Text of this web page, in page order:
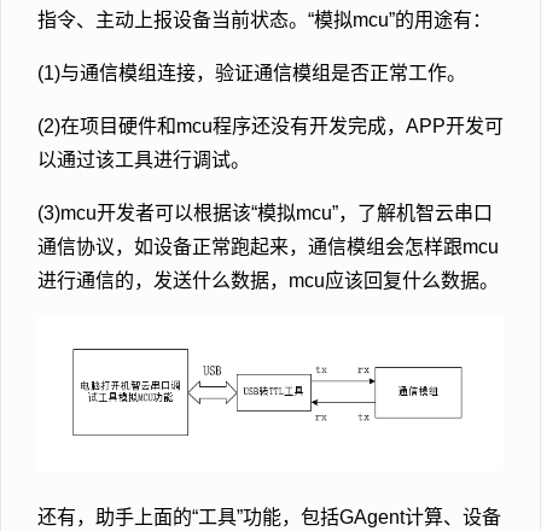
指令、主动上报设备当前状态。“模拟mcu”的用途有：
(1)与通信模组连接，验证通信模组是否正常工作。
(2)在项目硬件和mcu程序还没有开发完成，APP开发可
以通过该工具进行调试。
(3)mcu开发者可以根据该“模拟mcu”，了解机智云串口
通信协议，如设备正常跑起来，通信模组会怎样跟mcu
进行通信的，发送什么数据，mcu应该回复什么数据。
还有，助手上面的“工具”功能，包括GAgent计算、设备